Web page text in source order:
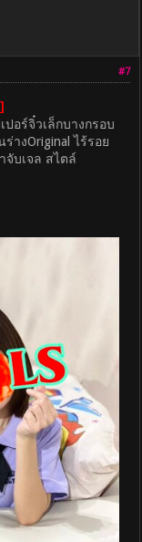
#7
ปอร์จิ๋วเล็กบางกรอบ
างOriginal ไร้รอย
จับเจล สไตล์